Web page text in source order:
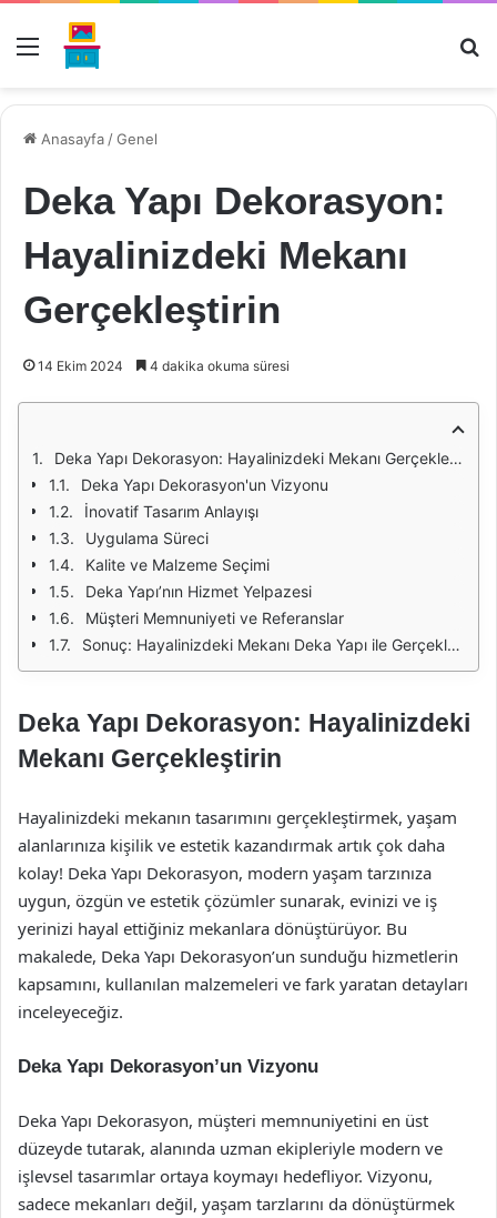
Menü
Anasayfa /Genel
Deka Yapı Dekorasyon:
Hayalinizdeki Mekanı
Gerçekleştirin
14 Ekim 2024 4 dakika okuma süresi
Deka Yapı Dekorasyon: Hayalinizdeki Mekanı Gerçekleştirin
Deka Yapı Dekorasyon'un Vizyonu
İnovatif Tasarım Anlayışı
Uygulama Süreci
Kalite ve Malzeme Seçimi
Deka Yapı’nın Hizmet Yelpazesi
Müşteri Memnuniyeti ve Referanslar
Sonuç: Hayalinizdeki Mekanı Deka Yapı ile Gerçekleştirin
Deka Yapı Dekorasyon: Hayalinizdeki
Mekanı Gerçekleştirin
Hayalinizdeki mekanın tasarımını gerçekleştirmek, yaşam
alanlarınıza kişilik ve estetik kazandırmak artık çok daha
kolay! Deka Yapı Dekorasyon, modern yaşam tarzınıza
uygun, özgün ve estetik çözümler sunarak, evinizi ve iş
yerinizi hayal ettiğiniz mekanlara dönüştürüyor. Bu
makalede, Deka Yapı Dekorasyon’un sunduğu hizmetlerin
kapsamını, kullanılan malzemeleri ve fark yaratan detayları
inceleyeceğiz.
Deka Yapı Dekorasyon’un Vizyonu
Deka Yapı Dekorasyon, müşteri memnuniyetini en üst
düzeyde tutarak, alanında uzman ekipleriyle modern ve
işlevsel tasarımlar ortaya koymayı hedefliyor. Vizyonu,
sadece mekanları değil, yaşam tarzlarını da dönüştürmek